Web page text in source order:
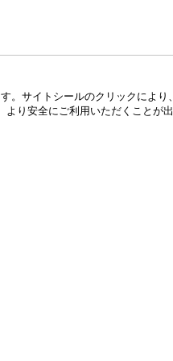
。サイトシールのクリックにより
り安全にご利用いただくことが